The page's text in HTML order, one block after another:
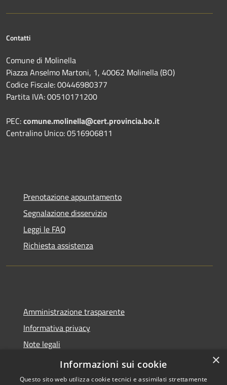
Contatti
Comune di Molinella
Piazza Anselmo Martoni, 1, 40062 Molinella (BO)
Codice Fiscale: 00446980377
Partita IVA: 00510171200
PEC:comune.molinella@cert.provincia.bo.it
Centralino Unico: 0516906811
Prenotazione appuntamento
Segnalazione disservizio
Leggi le FAQ
Richiesta assistenza
Amministrazione trasparente
Informativa privacy
Note legali
Dichiarazione di accessibilità
×
Informazioni sui cookie
Questo sito web utilizza cookie tecnici e assimilati strettamente